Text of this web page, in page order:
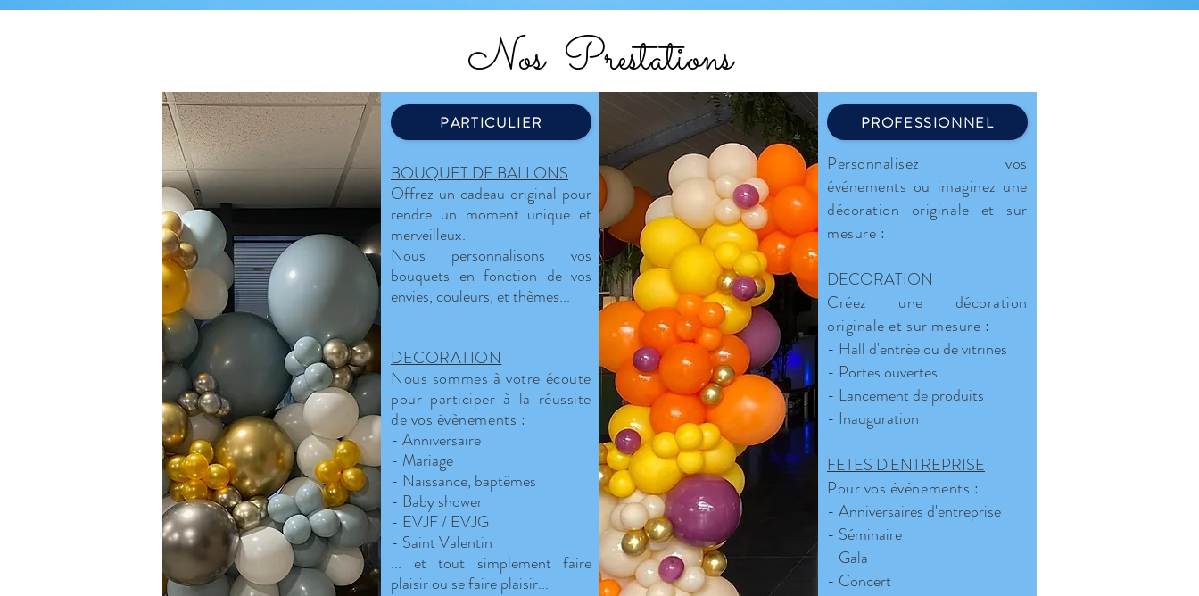
Nos Prestations
PARTICULIER
BOUQUET DE BALLONS
Offrez un cadeau original pour
rendre un moment unique et
merveilleux.
Nous personnalisons vos
bouquets en fonction de vos
envies, couleurs, et thèmes...
DECORATION
Nous sommes à votre écoute
pour participer à la réussite
de vos évènements :
- Anniversaire
- Mariage
- Naissance, baptêmes
- Baby shower
- EVJF / EVJG
- Saint Valentin
... et tout simplement faire
plaisir ou se faire plaisir...
PROFESSIONNEL
Personnalisez vos
événements ou imaginez une
décoration originale et sur
mesure :
DECORATION
Créez une décoration
originale et sur mesure :
- Hall d'entrée ou de vitrines
- Portes ouvertes
- Lancement de produits
- Inauguration
FETES D'ENTREPRISE
Pourvos événements :
- Anniversaires d'entreprise
- Séminaire
- Gala
- Concert